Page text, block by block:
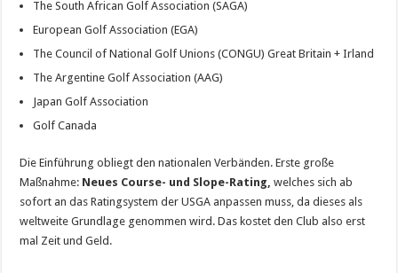
The South African Golf Association (SAGA)
European Golf Association (EGA)
The Council of National Golf Unions (CONGU) Great Britain + Irland
The Argentine Golf Association (AAG)
Japan Golf Association
Golf Canada
Die Einführung obliegt den nationalen Verbänden. Erste große
Maßnahme: Neues Course- und Slope-Rating, welches sich ab
sofort an das Ratingsystem der USGA anpassen muss, da dieses als
weltweite Grundlage genommen wird. Das kostet den Club also erst
mal Zeit und Geld.